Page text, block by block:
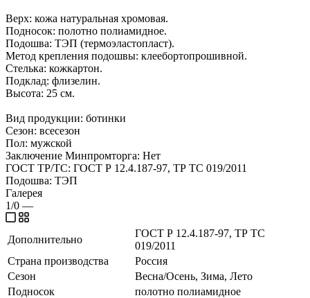
Верх: кожа натуральная хромовая.
Подносок: полотно полиамидное.
Подошва: ТЭП (термоэластопласт).
Метод крепления подошвы: клеебортопрошивной.
Стелька: кожкартон.
Подклад: флизелин.
Высота: 25 см.
Вид продукции: ботинки
Сезон: всесезон
Пол: мужской
Заключение Минпромторга: Нет
ГОСТ ТР/ТС: ГОСТ Р 12.4.187-97, ТР ТС 019/2011
Подошва: ТЭП
Галерея
1/0 —
Дополнительно
ГОСТ Р 12.4.187-97, ТР ТС
019/2011
Страна производства
Россия
Сезон
Весна/Осень, Зима, Лето
Подносок
полотно полиамидное